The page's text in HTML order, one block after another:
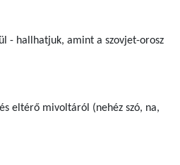
- hallhatjuk, amint a szovjet-orosz
eltérő mivoltáról (nehéz szó, na,